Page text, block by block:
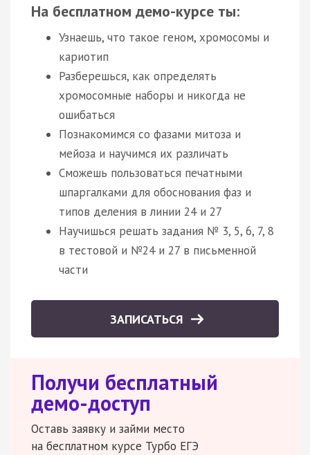
На бесплатном демо-курсе ты:
Узнаешь, что такое геном, хромосомы и
кариотип
Разберешься, как определять
хромосомные наборы и никогда не
ошибаться
Познакомимся со фазами митоза и
мейоза и научимся их различать
Сможешь пользоваться печатными
шпаргалками для обоснования фаз и
типов деления в линии 24 и 27
Научишься решать задания № 3, 5, 6, 7, 8
в тестовой и №24 и 27 в письменной
части
ЗАПИСАТЬСЯ
Получи бесплатный
демо-доступ
Оставь заявку и займи место
на бесплатном курсе Турбо ЕГЭ